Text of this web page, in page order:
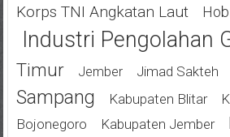
Korps TNI Angkatan Laut
Industri Pengolahan
Timur
Jember Jimad Sakteh
Sampang
Kabupaten Blitar
Bojonegoro
Kabupaten Jember